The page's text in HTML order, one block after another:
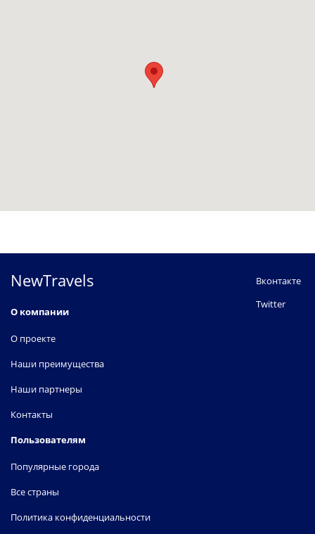
NewTravels
О компании
О проекте
Наши преимущества
Наши партнеры
Контакты
Пользователям
Популярные города
Все страны
Политика конфиденциальности
Вконтакте
Twitter